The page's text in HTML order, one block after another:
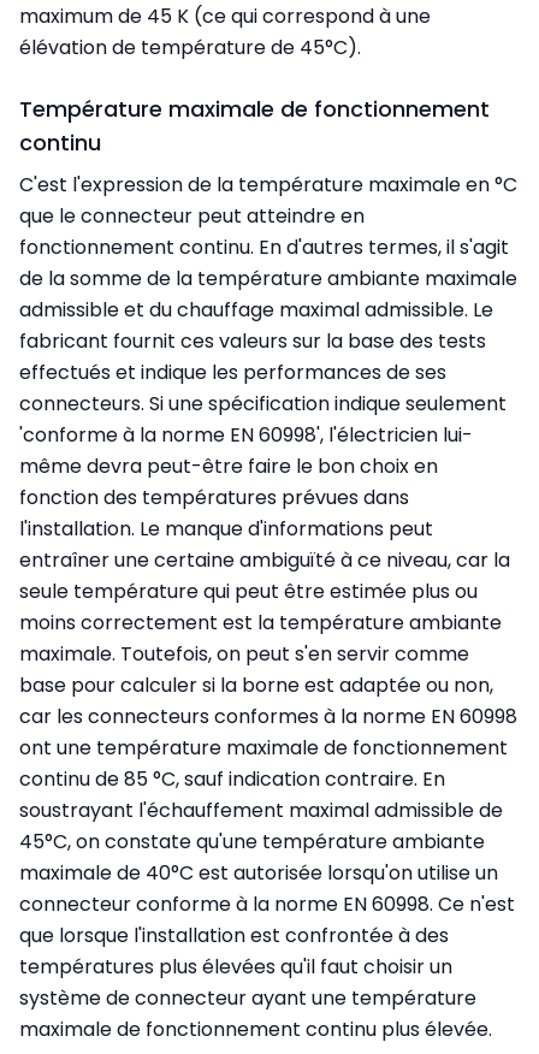
maximum de 45 K (ce qui correspond à une
élévation de température de 45°C).
Température maximale de fonctionnement
continu
C'est l'expression de la température maximale en °C
que le connecteur peut atteindre en
fonctionnement continu. En d'autres termes, il s'agit
de la somme de la température ambiante maximale
admissible et du chauffage maximal admissible. Le
fabricant fournit ces valeurs sur la base des tests
effectués et indique les performances de ses
connecteurs. Si une spécification indique seulement
'conforme à la norme EN 60998', l'électricien lui-
même devra peut-être faire le bon choix en
fonction des températures prévues dans
l'installation. Le manque d'informations peut
entraîner une certaine ambiguïté à ce niveau, car la
seule température qui peut être estimée plus ou
moins correctement est la température ambiante
maximale. Toutefois, on peut s'en servir comme
base pour calculer si la borne est adaptée ou non,
car les connecteurs conformes à la norme EN 60998
ont une température maximale de fonctionnement
continu de 85 °C, sauf indication contraire. En
soustrayant l'échauffement maximal admissible de
45°C, on constate qu'une température ambiante
maximale de 40°C est autorisée lorsqu'on utilise un
connecteur conforme à la norme EN 60998. Ce n'est
que lorsque l'installation est confrontée à des
températures plus élevées qu'il faut choisir un
système de connecteur ayant une température
maximale de fonctionnement continu plus élevée.